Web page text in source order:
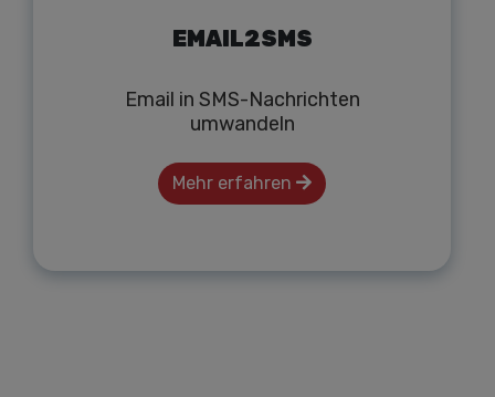
EMAIL2SMS
Email in SMS-Nachrichten
umwandeln
Mehr erfahren